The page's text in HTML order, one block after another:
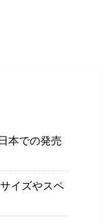
本での発売
イズやスペ